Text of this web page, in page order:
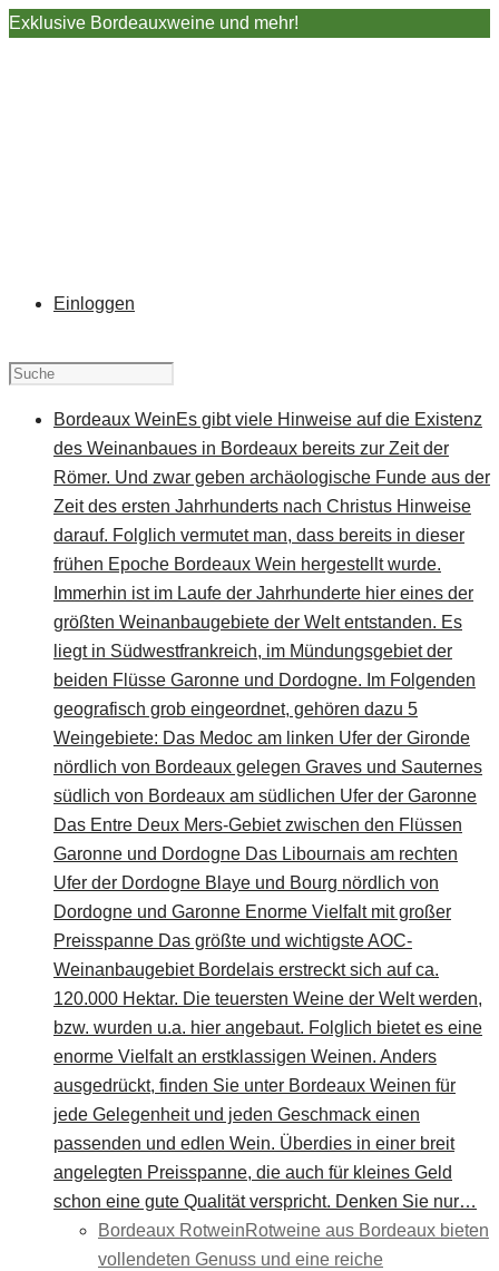
Exklusive Bordeauxweine und mehr!
Einloggen
Bordeaux WeinEs gibt viele Hinweise auf die Existenz
des Weinanbaues in Bordeaux bereits zur Zeit der
Römer. Und zwar geben archäologische Funde aus der
Zeit des ersten Jahrhunderts nach Christus Hinweise
darauf. Folglich vermutet man, dass bereits in dieser
frühen Epoche Bordeaux Wein hergestellt wurde.
Immerhin ist im Laufe der Jahrhunderte hier eines der
größten Weinanbaugebiete der Welt entstanden. Es
liegt in Südwestfrankreich, im Mündungsgebiet der
beiden Flüsse Garonne und Dordogne. Im Folgenden
geografisch grob eingeordnet, gehören dazu 5
Weingebiete: Das Medoc am linken Ufer der Gironde
nördlich von Bordeaux gelegen Graves und Sauternes
südlich von Bordeaux am südlichen Ufer der Garonne
Das Entre Deux Mers-Gebiet zwischen den Flüssen
Garonne und Dordogne Das Libournais am rechten
Ufer der Dordogne Blaye und Bourg nördlich von
Dordogne und Garonne Enorme Vielfalt mit großer
Preisspanne Das größte und wichtigste AOC-
Weinanbaugebiet Bordelais erstreckt sich auf ca.
120.000 Hektar. Die teuersten Weine der Welt werden,
bzw. wurden u.a. hier angebaut. Folglich bietet es eine
enorme Vielfalt an erstklassigen Weinen. Anders
ausgedrückt, finden Sie unter Bordeaux Weinen für
jede Gelegenheit und jeden Geschmack einen
passenden und edlen Wein. Überdies in einer breit
angelegten Preisspanne, die auch für kleines Geld
schon eine gute Qualität verspricht. Denken Sie nur…
Bordeaux RotweinRotweine aus Bordeaux bieten
vollendeten Genuss und eine reiche